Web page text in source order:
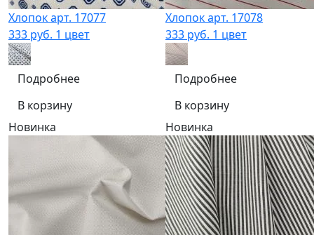
Хлопок арт. 17077
333 руб. 1 цвет
Подробнее
В корзину
Хлопок арт. 17078
333 руб. 1 цвет
Подробнее
В корзину
Новинка
Новинка